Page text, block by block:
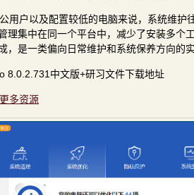
用户以及配置较低的电脑来说，系统维
理集中在同一个平台中，减少了安装多
，是一类偏向日常维护和系统保养方向的实
8.0.2.731中文版+研习文件下载地址
多资源